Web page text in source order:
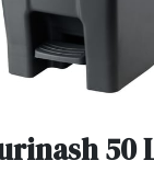
50